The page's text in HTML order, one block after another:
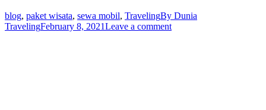
blog, paket wisata, sewa mobil, TravelingBy Dunia
TravelingFebruary 8, 2021Leave a comment